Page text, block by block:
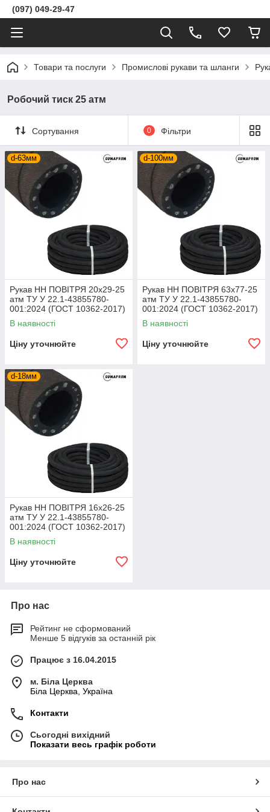
(097) 049-29-47
Товари та послуги Промислові рукави та шланги
Робочий тиск 25 атм
Сортування 0 Фільтри
d-63мм
Рукав НН ПОВІТРЯ 20х29-25
атм ТУ У 22.1-43855780-
001:2024 (ГОСТ 10362-2017)
В наявності
Ціну уточнюйте
d-100мм
Рукав НН ПОВІТРЯ 63х77-25
атм ТУ У 22.1-43855780-
001:2024 (ГОСТ 10362-2017)
В наявності
Ціну уточнюйте
d-18мм
Рукав НН ПОВІТРЯ 16х26-25
атм ТУ У 22.1-43855780-
001:2024 (ГОСТ 10362-2017)
В наявності
Ціну уточнюйте
Про нас
Рейтинг не сформований
Менше 5 відгуків за останній рік
Працює з 16.04.2015
м. Біла Церква
Біла Церква, Україна
Контакти
Сьогодні вихідний
Показати весь графік роботи
Про нас